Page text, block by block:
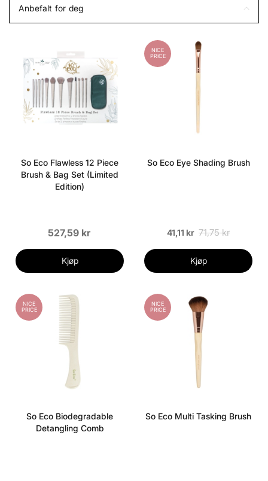
Anbefalt for deg
So Eco Flawless 12 Piece
Brush & Bag Set (Limited
Edition)
527,59 kr
Kjøp
NICE
PRICE
So Eco Eye Shading Brush
41,11 kr 71,75 kr
Kjøp
NICE
PRICE
So Eco Biodegradable
Detangling Comb
NICE
PRICE
So Eco Multi Tasking Brush